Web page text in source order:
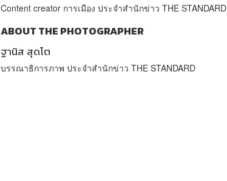
Content creator การเมือง ประจำสำนักข่าว THE STANDARD
ABOUT THE PHOTOGRAPHER
ฐานิส สุดโต
บรรณาธิการภาพ ประจำสำนักข่าว THE STANDARD